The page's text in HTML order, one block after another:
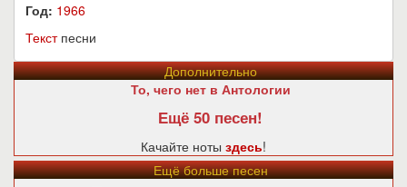
Год: 1966
Текстпесни
Дополнительно
То, чего нет в Антологии
Ещё 50 песен!
Качайте ноты здесь!
Ещё больше песен